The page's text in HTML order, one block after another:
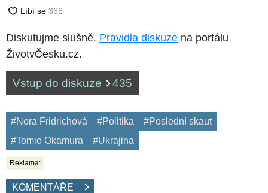
Diskutujme slušně. Pravidla diskuze na portálu
ŽivotvČesku.cz.
Vstup do diskuze 435
#Nora Fridrichová #Politika
#Poslední skaut
#Tomio Okamura
#Ukrajina
Reklama:
KOMENTÁŘE